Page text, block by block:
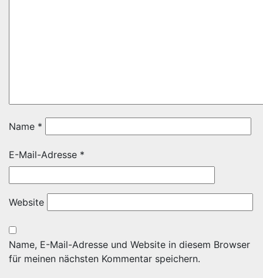
Name *
E-Mail-Adresse *
Website
Name, E-Mail-Adresse und Website in diesem Browser
für meinen nächsten Kommentar speichern.